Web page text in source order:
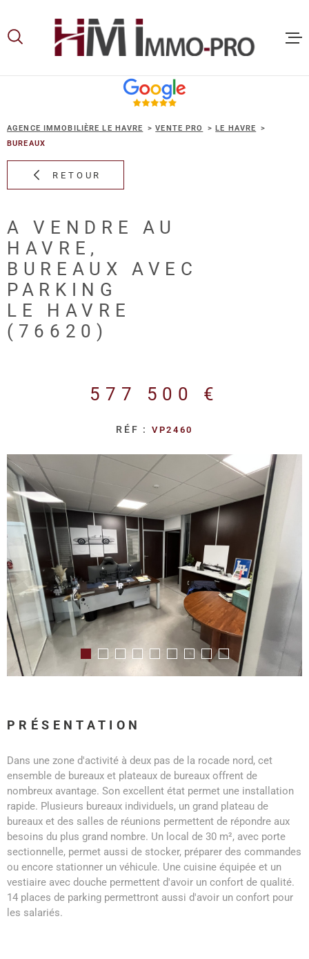
lamenu
contenu
AGENCE IMMOBILIÈRE LE HAVRE VENTE PRO
LE HAVRE
BUREAUX
RETOUR
A VENDRE AU
HAVRE,
BUREAUX AVEC
PARKING
LE HAVRE
(76620)
577 500 €
RÉF :VP2460
PRÉSENTATION
Dans une zone d'activité à deux pas de la rocade nord, cet
ensemble de bureaux et plateaux de bureaux offrent de
nombreux avantage. Son excellent état permet une installation
rapide. Plusieurs bureaux individuels, un grand plateau de
bureaux et des salles de réunions permettent de répondre aux
besoins du plus grand nombre. Un local de 30 m², avec porte
sectionnelle, permet aussi de stocker, préparer des commandes
ou encore stationner un véhicule. Une cuisine équipée et un
vestiaire avec douche permettent d'avoir un confort de qualité.
14 places de parking permettront aussi d'avoir un confort pour
les salariés.